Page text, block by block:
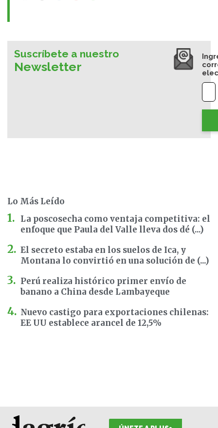
Suscríbete a nuestro
Newsletter
Lo Más Leído
La poscosecha como ventaja competitiva: el
enfoque que Paula del Valle lleva dos dé (...)
El secreto estaba en los suelos de Ica, y
Montana lo convirtió en una solución de (...)
Perú realiza histórico primer envío de
banano a China desde Lambayeque
Nuevo castigo para exportaciones chilenas:
EE UU establece arancel de 12,5%